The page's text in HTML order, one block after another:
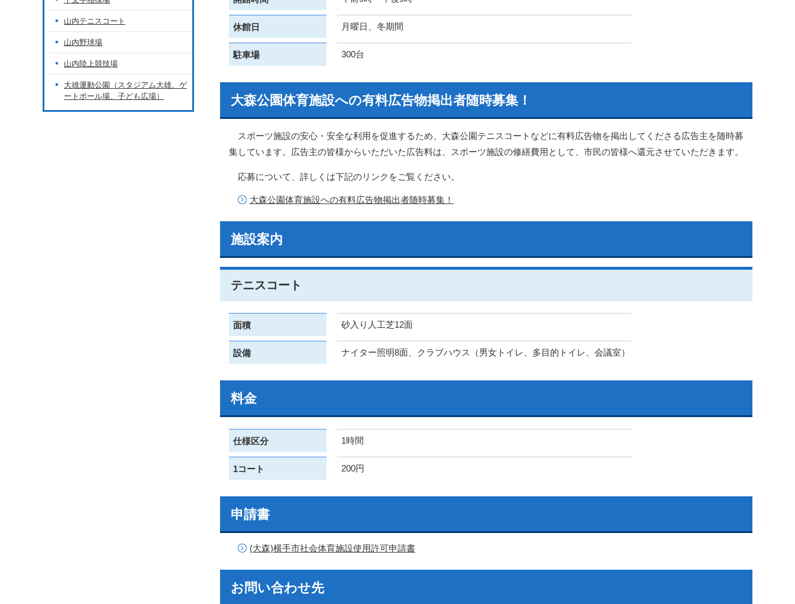
休館日 月曜日、冬期間
駐車場 300台
大森公園体育施設への有料広告物掲出者随時募集！
スポーツ施設の安心・安全な利用を促進するため、大森公園テニスコートなどに有料広告物を掲出してくださる広告主を随時募
集しています。広告主の皆様からいただいた広告料は、スポーツ施設の修繕費用として、市民の皆様へ還元させていただきます。
応募について、詳しくは下記のリンクをご覧ください。
大森公園体育施設への有料広告物掲出者随時募集！
施設案内
テニスコート
面積 砂入り人工芝12面
設備 ナイター照明8面、クラブハウス（男女トイレ、多目的トイレ、会議室）
料金
仕様区分 1時間
1コート 200円
申請書
(大森)横手市社会体育施設使用許可申請書
お問い合わせ先
山内テニスコート
山内野球場
山内陸上競技場
大雄運動公園（スタジアム大雄、ゲ
ートボール場、子ども広場）